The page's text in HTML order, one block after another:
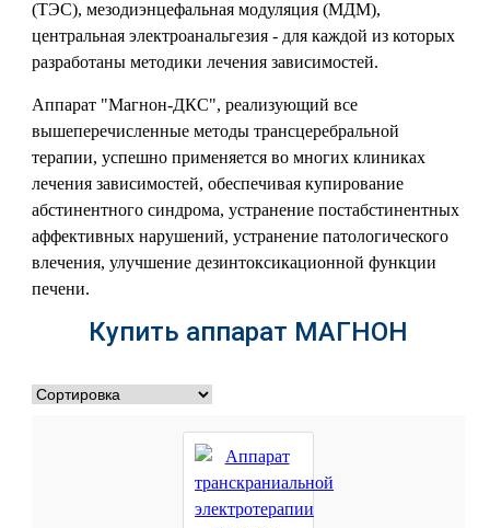
(ТЭС), мезодиэнцефальная модуляция (МДМ),
центральная электроанальгезия - для каждой из которых
разработаны методики лечения зависимостей.
Аппарат "Магнон-ДКС", реализующий все
вышеперечисленные методы трансцеребральной
терапии, успешно применяется во многих клиниках
лечения зависимостей, обеспечивая купирование
абстинентного синдрома, устранение постабстинентных
аффективных нарушений, устранение патологического
влечения, улучшение дезинтоксикационной функции
печени.
Купить аппарат МАГНОН